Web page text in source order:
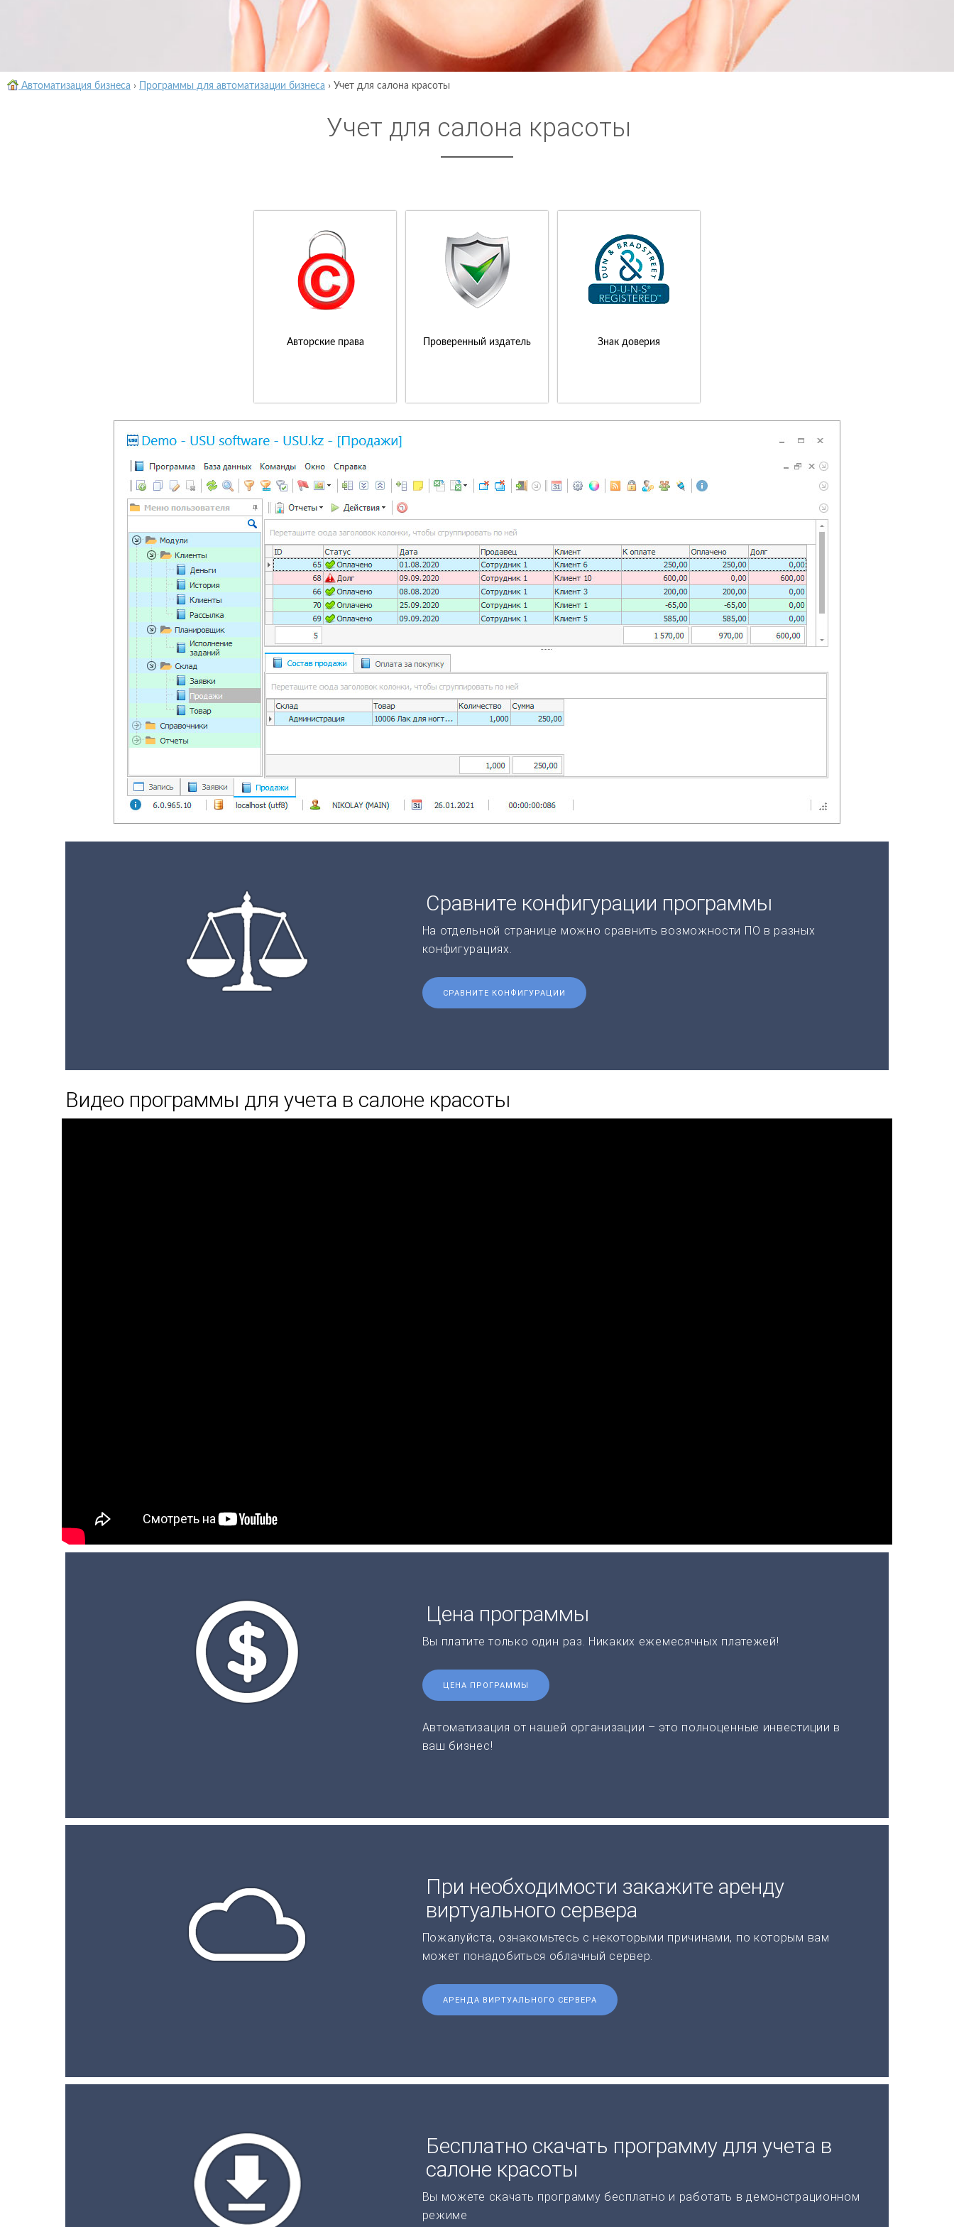
Автоматизация бизнеса › Программы для автоматизации бизнеса › Учет для салона красоты
Учет для салона красоты
Авторские права Проверенный издатель Знак доверия
Сравните конфигурации программы
На отдельной странице можно сравнить возможности ПО в разных
конфигурациях.
СРАВНИТЕ КОНФИГУРАЦИИ
Видео программы для учета в салоне красоты
Цена программы
Вы платите только один раз. Никаких ежемесячных платежей!
ЦЕНА ПРОГРАММЫ
Автоматизация от нашей организации – это полноценные инвестиции в
ваш бизнес!
При необходимости закажите аренду
виртуального сервера
Пожалуйста, ознакомьтесь с некоторыми причинами, по которым вам
может понадобиться облачный сервер.
АРЕНДА ВИРТУАЛЬНОГО СЕРВЕРА
Бесплатно скачать программу для учета в
салоне красоты
Вы можете скачать программу бесплатно и работать в демонстрационном
режиме